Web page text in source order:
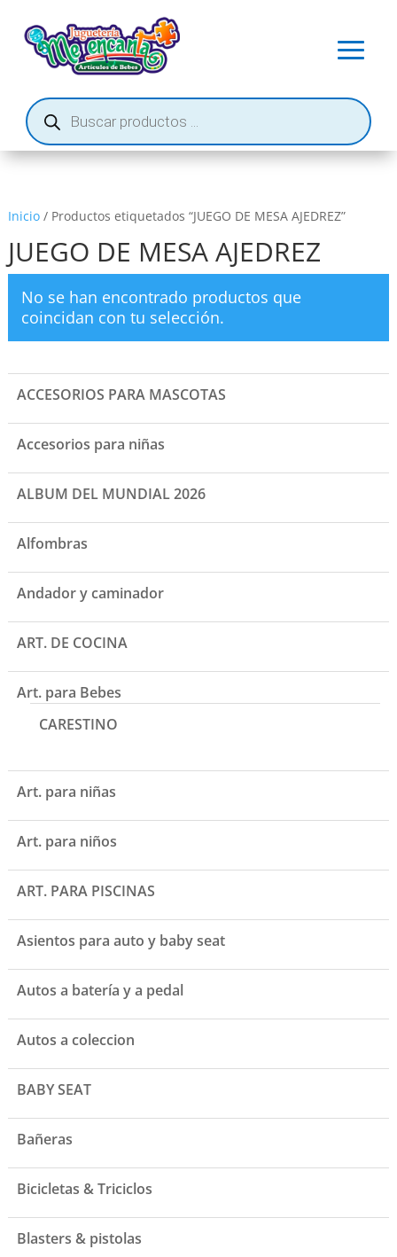
Búsqueda
de
productos
Inicio/ Productos etiquetados “JUEGO DE MESA AJEDREZ”
JUEGO DE MESA AJEDREZ
No se han encontrado productos que
coincidan con tu selección.
ACCESORIOS PARA MASCOTAS
Accesorios para niñas
ALBUM DEL MUNDIAL 2026
Alfombras
Andador y caminador
ART. DE COCINA
Art. para Bebes
CARESTINO
Art. para niñas
Art. para niños
ART. PARA PISCINAS
Asientos para auto y baby seat
Autos a batería y a pedal
Autos a coleccion
BABY SEAT
Bañeras
Bicicletas & Triciclos
Blasters & pistolas